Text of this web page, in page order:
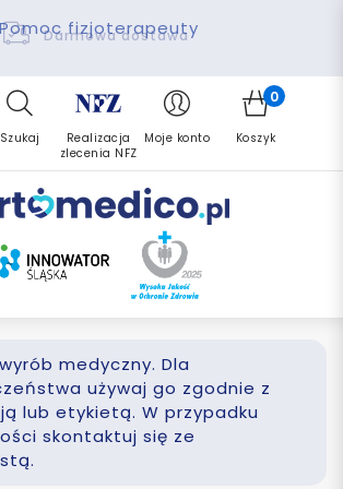
Darmowa dostawa
Pomoc fizjoterapeuty
Finansowanie PFRON
Refundacja NFZ
Zrealizuj zlecenie ponownie
Szukaj
Realizacja
zlecenia NFZ
Moje konto
0
Koszyk
medyczny. Dla
używaj go zgodnie z
lub etykietą. W przypadku
skontaktuj się ze